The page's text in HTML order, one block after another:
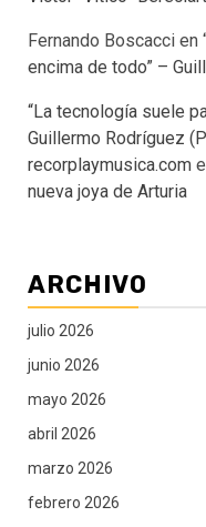
Fernando Boscacci en
encima de todo” –
“La tecnología suele
Guillermo Rodríguez
recorplaymusica.com
nueva joya de Arturia
ARCHIVO
julio 2026
junio 2026
mayo 2026
abril 2026
marzo 2026
febrero 2026